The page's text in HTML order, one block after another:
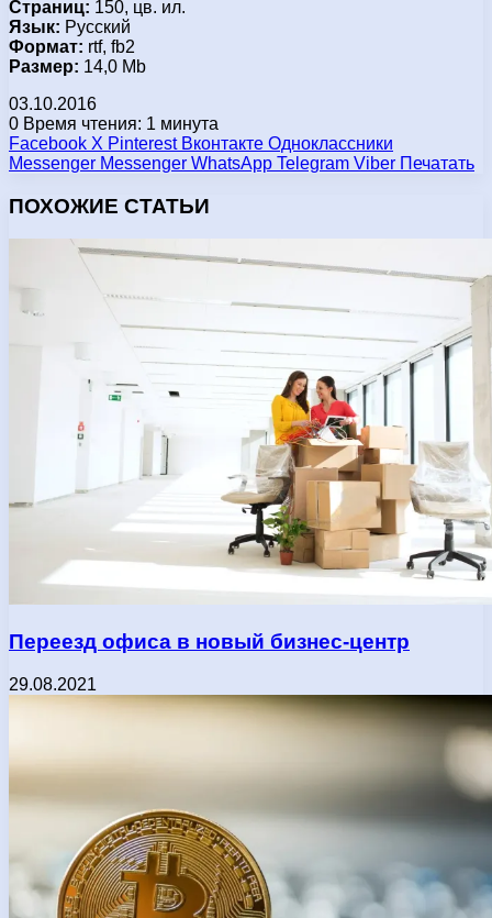
Страниц: 150, цв. ил.
Язык: Русский
Формат: rtf, fb2
Размер: 14,0 Mb
03.10.2016
0 Время чтения: 1 минута
Facebook X Pinterest Вконтакте Одноклассники
Messenger Messenger WhatsApp Telegram Viber Печатать
ПОХОЖИЕ СТАТЬИ
Переезд офиса в новый бизнес-центр
29.08.2021